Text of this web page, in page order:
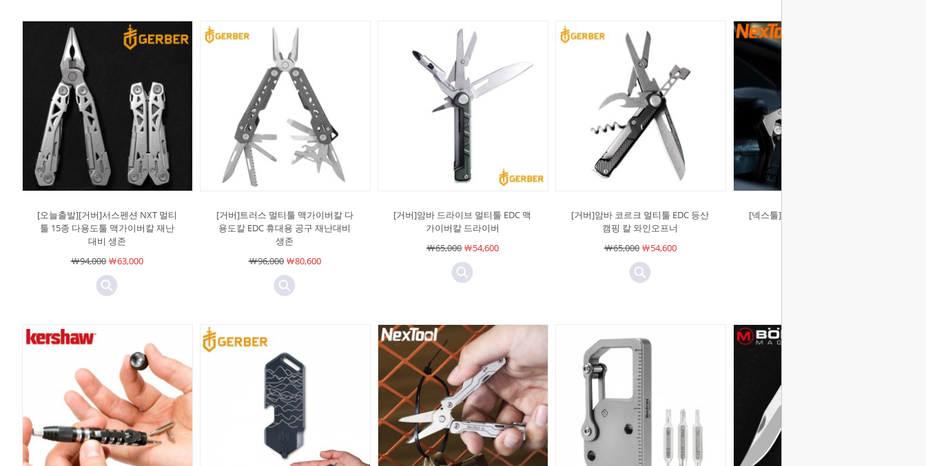
[오늘출발][거버]서스펜션 NXT 멀티
툴 15종 다용도툴 맥가이버칼 재난
대비 생존
￦94,000￦63,000
[거버]트러스 멀티툴 맥가이버칼 다
용도칼 EDC 휴대용 공구 재난대비
생존
￦96,000￦80,600
[거버]암바 드라이브 멀티툴 EDC 맥
가이버칼 드라이버
￦65,000￦54,600
[거버]암바 코르크 멀티툴 EDC 등산
캠핑 칼 와인오프너
￦65,000￦54,600
[넥스툴]라이트 렌치 비트 세트 EDC